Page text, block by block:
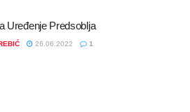
Uređenje Predsoblja
26.06.2022 1